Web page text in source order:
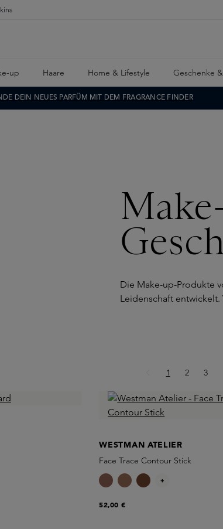
up Haare Home & Lifestyle Geschenke
DEIN NEUES PARFÜM MIT DEM FRAGRANCE FINDER
Die Make-up-Produkte
Leidenschaft entwickelt.
Seite
1 Seite
2 Seite
3
WESTMAN ATELIER
Face Trace Contour Stick
52,00 €
+